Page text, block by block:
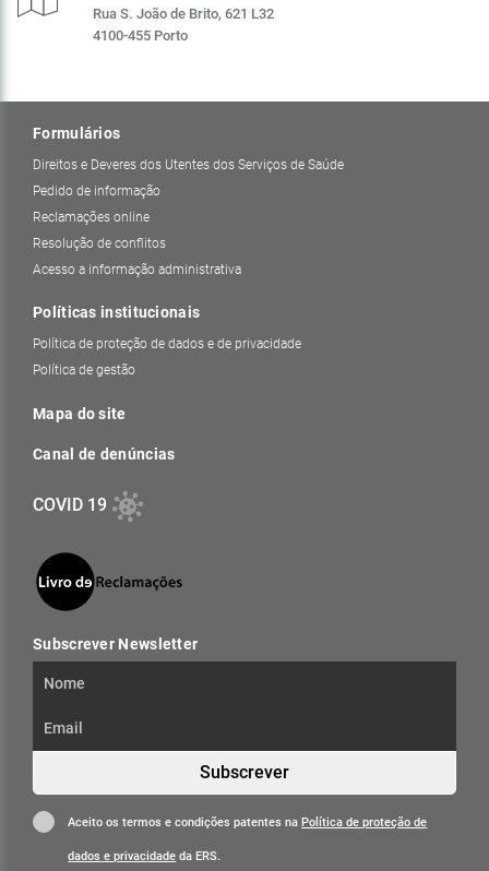
Rua S. João de Brito, 621 L32
4100-455 Porto
Formulários
Direitos e Deveres dos Utentes dos Serviços de Saúde
Pedido de informação
Reclamações online
Resolução de conflitos
Acesso a informação administrativa
Políticas institucionais
Política de proteção de dados e de privacidade
Política de gestão
Mapa do site
Canal de denúncias
COVID 19
Subscrever Newsletter
Subscrever
Aceito os termos e condições patentes naPolítica de proteção de
dados e privacidade da ERS.